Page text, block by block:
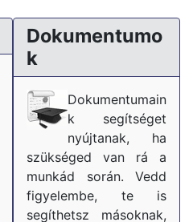
Dokumentumo
k
Dokumentumain
k segítséget
nyújtanak, ha
szükséged van rá a
munkád során. Vedd
figyelembe, te is
segíthetsz másoknak,